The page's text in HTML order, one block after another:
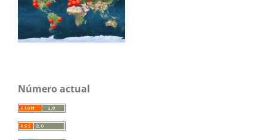
Número actual